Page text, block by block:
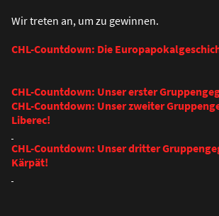
Wir treten an, um zu gewinnen.
CHL-Countdown: Die
CHL-Countdown: Unser erster
CHL-Countdown: Unser zweiter
Liberec!
CHL-Countdown: Unser dritter
Kärpät!